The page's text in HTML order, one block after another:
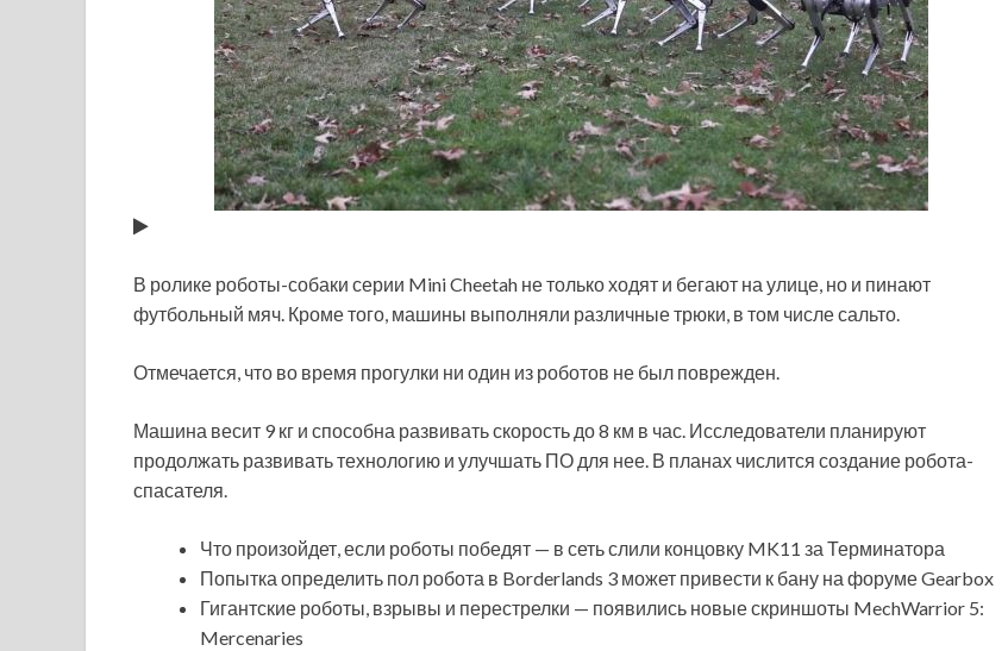
В ролике роботы-собаки серии Mini Cheetah не толькоходят и бегают на улице, но и пинают
футбольный мяч. Кроме того, машины выполняли различные трюки, в том числе сальто.
Отмечается, что во время прогулки ни один из роботов не был поврежден.
Машина весит 9 кг и способна развивать скорость до 8 км в час. Исследователи планируют
продолжать развивать технологию и улучшать ПО для нее. В планах числится создание робота-
спасателя.
Что произойдет, если роботы победят — в сеть слили концовку MK11 за Терминатора
Попытка определить пол робота в Borderlands 3 может привести к бану на форуме Gearbox
Гигантские роботы, взрывы и перестрелки — появились новые скриншоты MechWarrior 5:
Mercenaries